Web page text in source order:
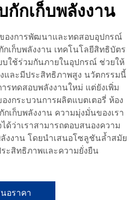
กักเก็บพลังงาน
องการพัฒนาและทดสอบอุปกรณ์
เก็บพลังงาน เทคโนโลยีสิทธิบัตร
บใช้ร่วมกันภายในอุปกรณ์ ช่วยให้
และมีประสิทธิภาพสูง นวัตกรรมนี้
รทดสอบพลังงานใหม่ แต่ยังเพิ่ม
งกระบวนการผลิตแบตเตอรี่ ห้อง
เก็บพลังงาน ความมุ่งมั่นของเรา
ว่าเราสามารถตอบสนองความ
งงาน โดยนำเสนอโซลูชันล้ำสมัย
ะสิทธิภาพและความยั่งยืน
อราคา